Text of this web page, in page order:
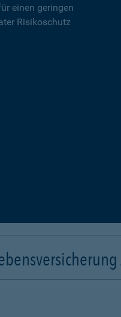
einen geringen
Risikoschutz